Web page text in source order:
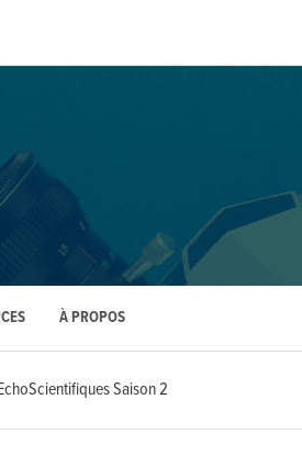
À PROPOS
Saison 2